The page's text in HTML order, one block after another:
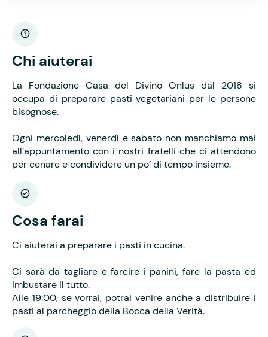
Chi aiuterai
La Fondazione Casa del Divino Onlus dal 2018 si
occupa di preparare pasti vegetariani per le persone
bisognose.
Ogni mercoledì, venerdì e sabato non manchiamo mai
all’appuntamento con i nostri fratelli che ci attendono
per cenare e condividere un po’ di tempo insieme.
Cosa farai
Ci aiuterai a preparare i pasti in cucina.
Ci sarà da tagliare e farcire i panini, fare la pasta ed
imbustare il tutto.
Alle 19:00, se vorrai, potrai venire anche a distribuire i
pasti al parcheggio della Bocca della Verità.